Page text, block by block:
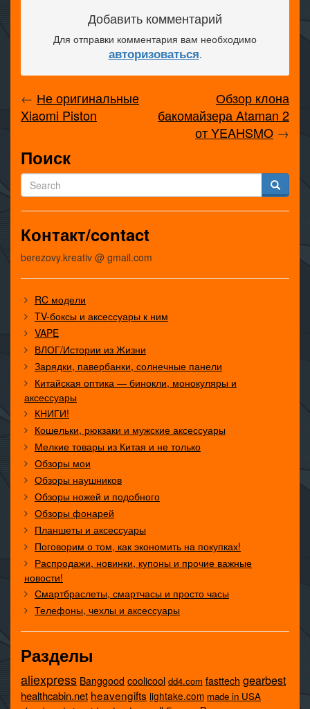
Добавить комментарий
Для отправки комментария вам необходимо
авторизоваться.
← Не оригинальные
Xiaomi Piston
Обзор клона
бакомайзера Ataman 2
от YEAHSMO →
Поиск
Контакт/contact
berezovy.kreativ @ gmail.com
RC модели
TV-боксы и аксессуары к ним
VAPE
ВЛОГ/Истории из Жизни
Зарядки, павербанки, солнечные панели
Китайская оптика — бинокли, монокуляры и
аксессуары
КНИГИ!
Кошельки, рюкзаки и мужские аксессуары
Мелкие товары из Китая и не только
Обзоры мои
Обзоры наушников
Обзоры ножей и подобного
Обзоры фонарей
Планшеты и аксессуары
Поговорим о том, как экономить на покупках!
Распродажи, новинки, купоны и прочие важные
новости!
Смартбраслеты, смартчасы и просто часы
Телефоны, чехлы и аксессуары
Разделы
aliexpress Banggood coolicool dd4.com fasttech gearbest
healthcabin.net heavengifts lightake.com made in USA